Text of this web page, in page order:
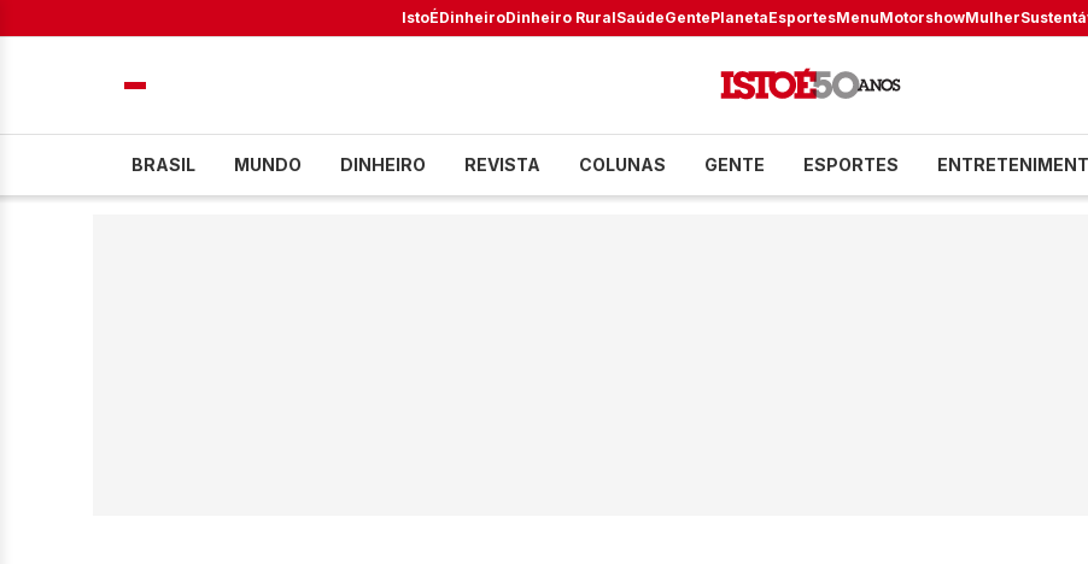
IstoÉDinheiroDinheiro RuralSaúdeGentePlanetaEsportesMenuMotorshowMulher
BRASIL MUNDO DINHEIRO REVISTA COLUNAS GENTE ESPORTES